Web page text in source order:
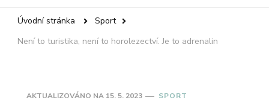
Úvodní stránka
Sport
Není to turistika, není to horolezectví. Je to adrenalin
AKTUALIZOVÁNO NA 15. 5. 2023 SPORT